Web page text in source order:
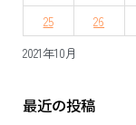
ン
2021年10月
25
26
最近の投稿